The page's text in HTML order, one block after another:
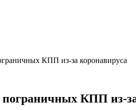
КПП из-за коронавируса
КПП из-